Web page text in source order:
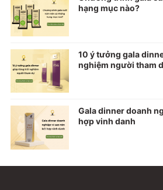
hạng mục nào?
10 ý tưởng gala
nghiệm người tham
Gala dinner doanh
hợp vinh danh